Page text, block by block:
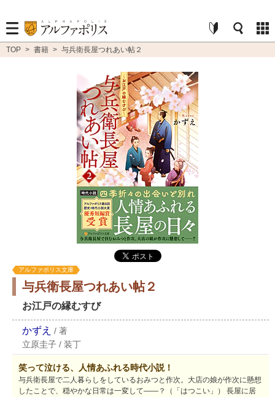
TOP > 書籍 > 与兵衛長屋つれあい帖２
アルファポリス文庫
与兵衛長屋つれあい帖２
お江戸の縁むすび
かずえ / 著
立原圭子 / 装丁
笑って泣ける、人情あふれる時代小説！
与兵衛長屋で二人暮らしをしているおみつと作次。大店の娘が作次に懸想
したことで、穏やかな日常は一変して――？（「はつこい」） 長屋に居